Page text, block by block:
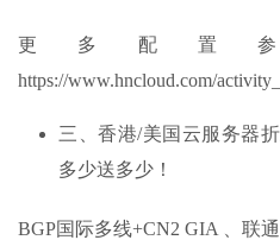
更多配置
https://www.hncloud.com/
三、香港/美国云服务器
多少送多少！
BGP国际多线+CN2 GIA 、联